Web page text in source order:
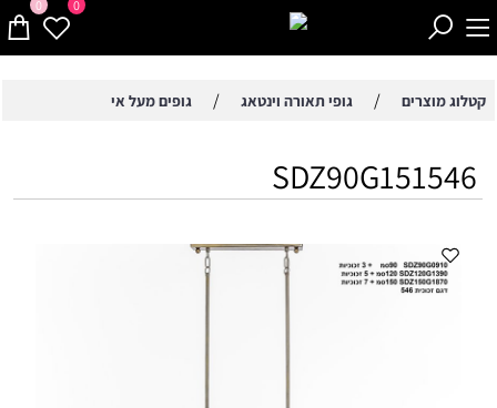
0 0
קטלוג מוצרים / גופי תאורה וינטאג / גופים מעל אי
SDZ90G151546